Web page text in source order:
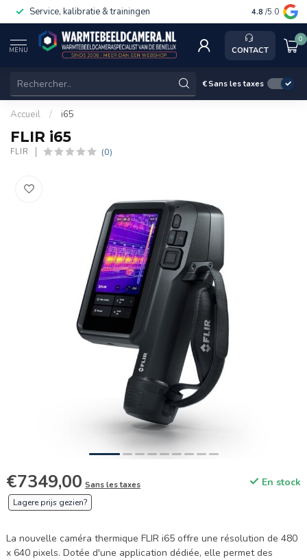
Service, kalibratie & trainingen 4.8 /5.0
MENU CONTACT
0
€Sans les taxes
Accueil / i65
FLIR i65
FLIR (0)
€7349,00 Sans les taxes En stock
Lagere prijs gezien?
La nouvelle caméra thermique FLIR i65 offre une résolution de 480
x 640 pixels. Dotée d'une application dédiée, elle permet des